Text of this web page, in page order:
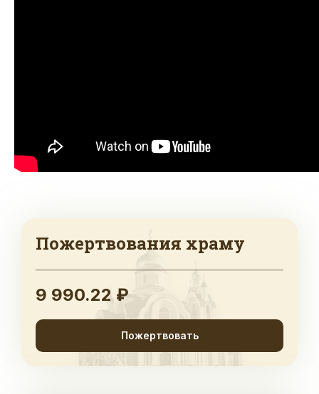
Пожертвования храму
9 990.22 ₽
Пожертвовать